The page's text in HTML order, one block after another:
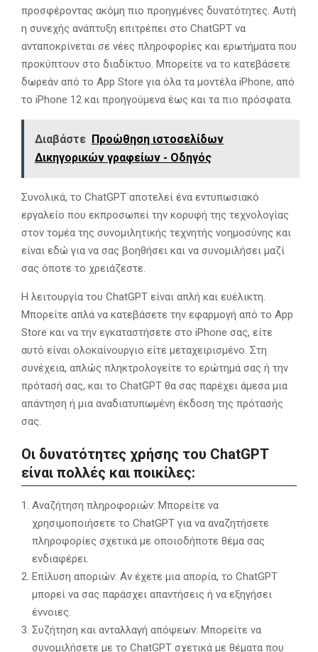
προσφέροντας ακόμη πιο προηγμένες δυνατότητες. Αυτή
η συνεχής ανάπτυξη επιτρέπει στο ChatGPT να
ανταποκρίνεται σε νέες πληροφορίες και ερωτήματα που
προκύπτουν στο διαδίκτυο. Μπορείτε να το κατεβάσετε
δωρεάν από το App Store για όλα τα μοντέλα iPhone, από
το iPhone 12 και προηγούμενα έως και τα πιο πρόσφατα.
Διαβάστε Προώθηση ιστοσελίδων
Δικηγορικών γραφείων - Οδηγός
Συνολικά, το ChatGPT αποτελεί ένα εντυπωσιακό
εργαλείο που εκπροσωπεί την κορυφή της τεχνολογίας
στον τομέα της συνομιλητικής τεχνητής νοημοσύνης και
είναι εδώ για να σας βοηθήσει και να συνομιλήσει μαζί
σας όποτε το χρειάζεστε.
Η λειτουργία του ChatGPT είναι απλή και ευέλικτη.
Μπορείτε απλά να κατεβάσετε την εφαρμογή από το App
Store και να την εγκαταστήσετε στο iPhone σας, είτε
αυτό είναι ολοκαίνουργιο είτε μεταχειρισμένο. Στη
συνέχεια, απλώς πληκτρολογείτε το ερώτημά σας ή την
πρότασή σας, και το ChatGPT θα σας παρέχει άμεσα μια
απάντηση ή μια αναδιατυπωμένη έκδοση της πρότασής
σας.
Οι δυνατότητες χρήσης του ChatGPT
είναι πολλές και ποικίλες:
Αναζήτηση πληροφοριών: Μπορείτε να
χρησιμοποιήσετε το ChatGPT για να αναζητήσετε
πληροφορίες σχετικά με οποιοδήποτε θέμα σας
ενδιαφέρει.
Επίλυση αποριών: Αν έχετε μια απορία, το ChatGPT
μπορεί να σας παράσχει απαντήσεις ή να εξηγήσει
έννοιες.
Συζήτηση και ανταλλαγή απόψεων: Μπορείτε να
συνομιλήσετε με το ChatGPT σχετικά με θέματα που